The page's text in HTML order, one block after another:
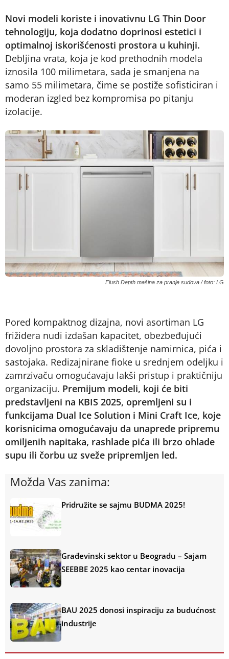
Novi modeli koriste i inovativnu LG Thin Door
tehnologiju, koja dodatno doprinosi estetici i
optimalnoj iskorišćenosti prostora u kuhinji.
Debljina vrata, koja je kod prethodnih modela
iznosila 100 milimetara, sada je smanjena na
samo 55 milimetara, čime se postiže sofisticiran i
moderan izgled bez kompromisa po pitanju
izolacije.
Flush Depth mašina za pranje sudova / foto: LG
Pored kompaktnog dizajna, novi asortiman LG
frižidera nudi izdašan kapacitet, obezbeđujući
dovoljno prostora za skladištenje namirnica, pića i
sastojaka. Redizajnirane fioke u srednjem odeljku i
zamrzivaču omogućavaju lakši pristup i praktičniju
organizaciju. Premijum modeli, koji će biti
predstavljeni na KBIS 2025, opremljeni su i
funkcijama Dual Ice Solution i Mini Craft Ice, koje
korisnicima omogućavaju da unaprede pripremu
omiljenih napitaka, rashlade pića ili brzo ohlade
supu ili čorbu uz sveže pripremljen led.
Možda Vas zanima:
Pridružite se sajmu BUDMA 2025!
Građevinski sektor u Beogradu – Sajam
SEEBBE 2025 kao centar inovacija
BAU 2025 donosi inspiraciju za budućnost
industrije